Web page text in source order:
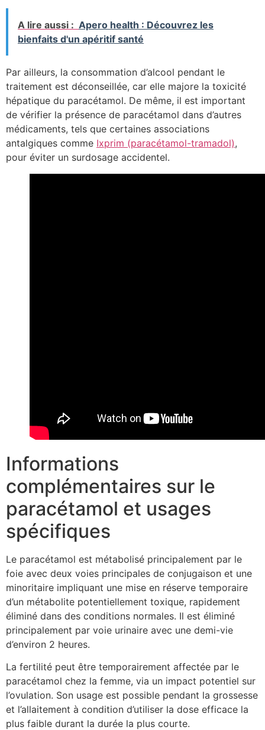
A lire aussi : Apero health : Découvrez les
bienfaits d'un apéritif santé
Par ailleurs, la consommation d’alcool pendant le
traitement est déconseillée, car elle majore la toxicité
hépatique du paracétamol. De même, il est important
de vérifier la présence de paracétamol dans d’autres
médicaments, tels que certaines associations
antalgiques comme Ixprim (paracétamol-tramadol),
pour éviter un surdosage accidentel.
Informations
complémentaires sur le
paracétamol et usages
spécifiques
Le paracétamol est métabolisé principalement par le
foie avec deux voies principales de conjugaison et une
minoritaire impliquant une mise en réserve temporaire
d’un métabolite potentiellement toxique, rapidement
éliminé dans des conditions normales. Il est éliminé
principalement par voie urinaire avec une demi-vie
d’environ 2 heures.
La fertilité peut être temporairement affectée par le
paracétamol chez la femme, via un impact potentiel sur
l’ovulation. Son usage est possible pendant la grossesse
et l’allaitement à condition d’utiliser la dose efficace la
plus faible durant la durée la plus courte.